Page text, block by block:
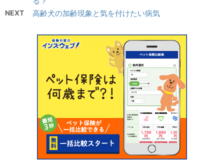
NEXT 高齢犬の加齢現象と気を付けたい病気